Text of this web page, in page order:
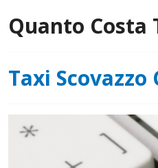
Quanto Costa
Taxi